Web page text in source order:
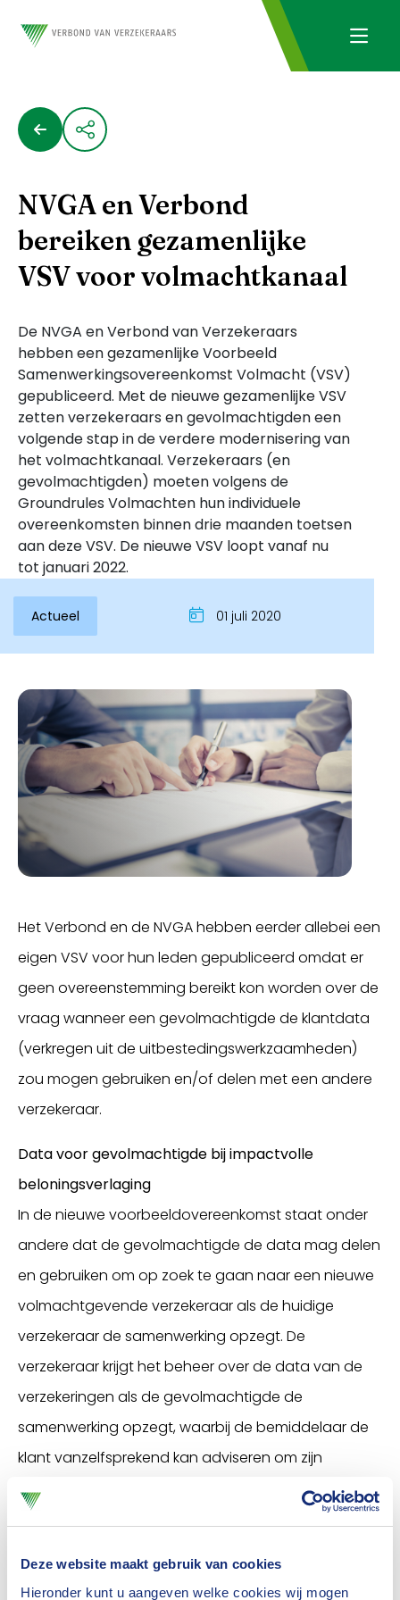
Deze website maakt gebruik van cookies
Hieronder kunt u aangeven welke cookies wij mogen
Inloggen
NVGA en Verbond
bereiken gezamenlijke
VSV voor volmachtkanaal
De NVGA en Verbond van Verzekeraars
hebben een gezamenlijke Voorbeeld
Samenwerkingsovereenkomst Volmacht (VSV)
gepubliceerd. Met de nieuwe gezamenlijke VSV
zetten verzekeraars en gevolmachtigden een
volgende stap in de verdere modernisering van
het volmachtkanaal. Verzekeraars (en
gevolmachtigden) moeten volgens de
Groundrules Volmachten hun individuele
overeenkomsten binnen drie maanden toetsen
aan deze VSV. De nieuwe VSV loopt vanaf nu
tot januari 2022.
Actueel 01 juli 2020
Het Verbond en de NVGA hebben eerder allebei een
eigen VSV voor hun leden gepubliceerd omdat er
geen overeenstemming bereikt kon worden over de
vraag wanneer een gevolmachtigde de klantdata
(verkregen uit de uitbestedingswerkzaamheden)
zou mogen gebruiken en/of delen met een andere
verzekeraar.
Data voor gevolmachtigde bij impactvolle
beloningsverlaging
In de nieuwe voorbeeldovereenkomst staat onder
andere dat de gevolmachtigde de data mag delen
en gebruiken om op zoek te gaan naar een nieuwe
volmachtgevende verzekeraar als de huidige
verzekeraar de samenwerking opzegt. De
verzekeraar krijgt het beheer over de data van de
verzekeringen als de gevolmachtigde de
samenwerking opzegt, waarbij de bemiddelaar de
klant vanzelfsprekend kan adviseren om zijn
verzekering alsnog bij een andere verzekeraar onder
te brengen. Verder kan een gevolmachtigde data